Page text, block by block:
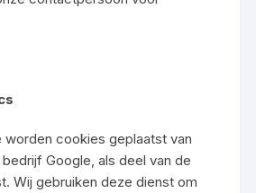
worden cookies geplaatst van
Google, als deel van de
Wij gebruiken deze dienst om